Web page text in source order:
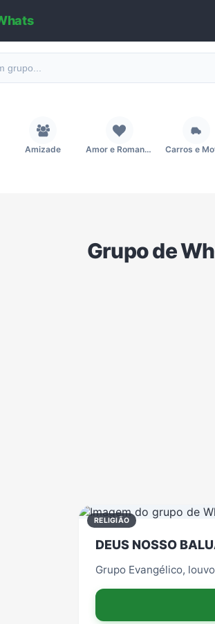
Amizade Amor e Romance Carros e
Links
Grupo de
RELIGIÃO
DEUS NOSSO
Grupo Evangélico,